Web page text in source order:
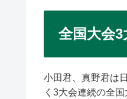
全国大会
小田君、真野君は
く3大会連続の全